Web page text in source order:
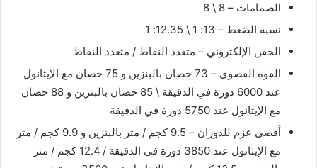
الصمامات – 8 \ 8
نسبة الضغط – 13: 1 \ 12.35: 1
الحقن الإلكتروني – متعدد النقاط / متعدد النقاط
القوة القصوى – 73 حصان بالبنزين و 75 حصان مع الإيثانول
عند 6000 دورة في الدقيقة \ 85 حصان بالبنزين و 88 حصان
مع الإيثانول عند 5750 دورة في الدقيقة
أقصى عزم للدوران – 9.5 كجم / متر بالبنزين و 9.9 كجم / متر
مع الإيثانول عند 3850 دورة في الدقيقة / 12.4 كجم / متر